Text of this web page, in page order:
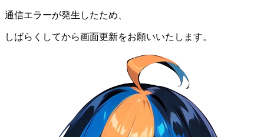
通信エラーが発生したため、
しばらくしてから画面更新をお願いいたします。